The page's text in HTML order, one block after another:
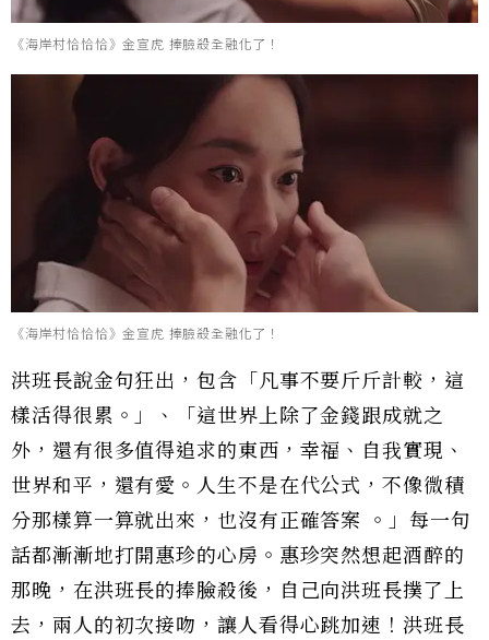
《海岸村恰恰恰》金宣虎 捧臉殺全融化了！
《海岸村恰恰恰》金宣虎 捧臉殺全融化了！
洪班長說金句狂出，包含「凡事不要斤斤計較，這
樣活得很累。」、「這世界上除了金錢跟成就之
外，還有很多值得追求的東西，幸福、自我實現、
世界和平，還有愛。人生不是在代公式，不像微積
分那樣算一算就出來，也沒有正確答案 。」每一句
話都漸漸地打開惠珍的心房。惠珍突然想起酒醉的
那晚，在洪班長的捧臉殺後，自己向洪班長撲了上
去，兩人的初次接吻，讓人看得心跳加速！洪班長